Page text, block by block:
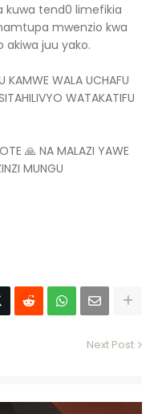
kuwa tend0 limefikia
mwenzio kwa
juu yako.
KAMWE WALA UCHAFU
WATAKATIFU
🙏 NA MALAZI YAWE
MUNGU
Next Post